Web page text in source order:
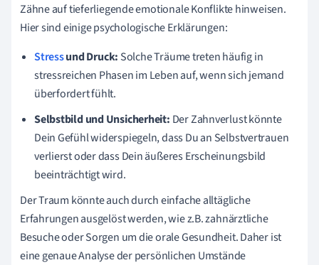
Zähne auf tieferliegende emotionale Konflikte hinweisen.
Hier sind einige psychologische Erklärungen:
Stressund Druck: Solche Träume treten häufig in
stressreichen Phasen im Leben auf, wenn sich jemand
überfordert fühlt.
Selbstbild und Unsicherheit: Der Zahnverlust könnte
Dein Gefühl widerspiegeln, dass Du an Selbstvertrauen
verlierst oder dass Dein äußeres Erscheinungsbild
beeinträchtigt wird.
Der Traum könnte auch durch einfache alltägliche
Erfahrungen ausgelöst werden, wie z.B. zahnärztliche
Besuche oder Sorgen um die orale Gesundheit. Daher ist
eine genaue Analyse der persönlichen Umstände